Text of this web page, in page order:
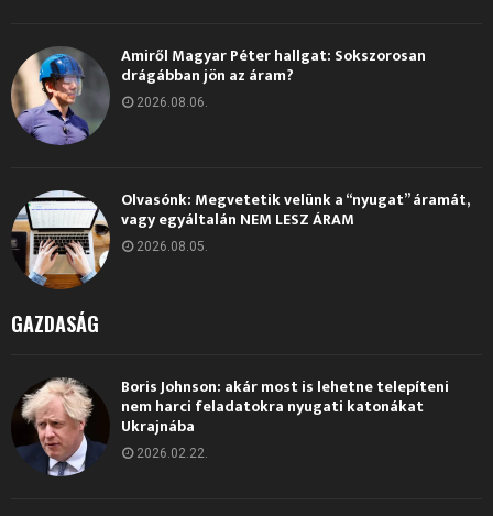
Amiről Magyar Péter hallgat: Sokszorosan
drágábban jön az áram?
2026.08.06.
Olvasónk: Megvetetik velünk a “nyugat” áramát,
vagy egyáltalán NEM LESZ ÁRAM
2026.08.05.
GAZDASÁG
Boris Johnson: akár most is lehetne telepíteni
nem harci feladatokra nyugati katonákat
Ukrajnába
2026.02.22.